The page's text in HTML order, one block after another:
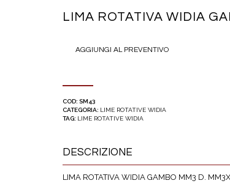
LIMA ROTATIVA WIDIA
AGGIUNGI AL PREVENTIVO
COD: SM43
CATEGORIA: LIME ROTATIVE WIDIA
TAG: LIME ROTATIVE WIDIA
DESCRIZIONE
LIMA ROTATIVA WIDIA GAMBO MM3 D.